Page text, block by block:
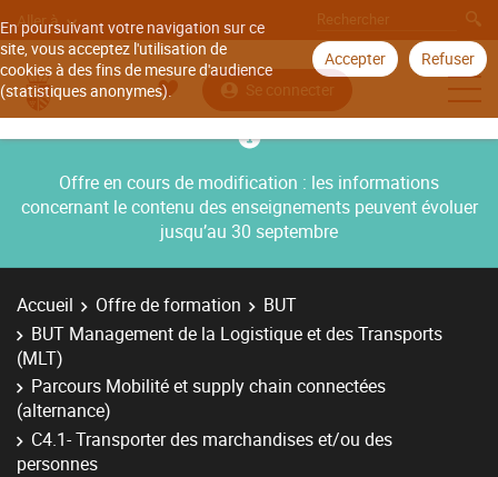
En poursuivant votre navigation sur ce
site, vous acceptez l'utilisation de
cookies à des fins de mesure d'audience
(statistiques anonymes).
Accepter Refuser
Aller à
Se connecter
Offre en cours de modification : les informations
concernant le contenu des enseignements peuvent évoluer
jusqu’au 30 septembre
Accueil Offre de formation
BUT
BUT Management de la Logistique et des Transports
(MLT)
Parcours Mobilité et supply chain connectées
(alternance)
C4.1- Transporter des marchandises et/ou des
personnes